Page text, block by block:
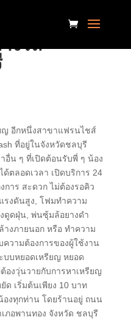
งรถ
ญ อีกหนึ่งสาขาแฟรนไชส์
ที่อยู่ในจังหวัดชลบุรี
อื่น ๆ ที่เปิดต้อนรับพี่ ๆ น้อง
ตลอดเวลา เปิดบริการ 24
การ สะดวก ไม่ต้องรอคิว
งดันสูง, โฟมทำความ
ดูดฝุ่น, พ่นซุ้มล้อยางดำ
างภายนอก หรือ ทำความ
วามต้องการของผู้ใช้งาน
บบหยอดเหรียญ หยอด
องวุ่นวายกับการหาเหรียญ
ด เริ่มต้นเพียง 10 บาท
องทุกท่าน โดยร้านอยู่ ถนน
ภอพานทอง จังหวัด ชลบุรี